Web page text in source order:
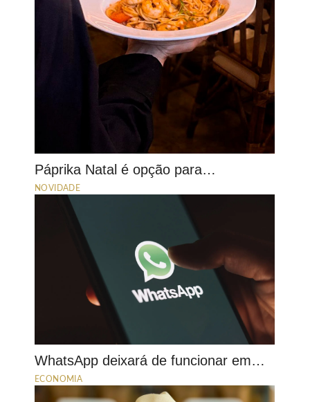
Páprika Natal é opção para…
NOVIDADE
WhatsApp deixará de funcionar em…
ECONOMIA